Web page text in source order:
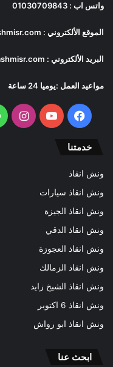
واتس اب : 01030709843
الموقع الألكتروني :
البريد الألكتروني :
مواعيد العمل :يوميا 24 ساعة
فيسبوكيوتيوب
خدمتنا
ونش انقاذ
ونش انقاذ سيارات
ونش انقاذ الجيزة
ونش انقاذ الدقي
ونش انقاذ العجوزة
ونش انقاذ الزمالك
ونش انقاذ الشيخ زايد
ونش انقاذ 6 اكتوبر
ونش انقاذ ابو رواش
ابحث عنا